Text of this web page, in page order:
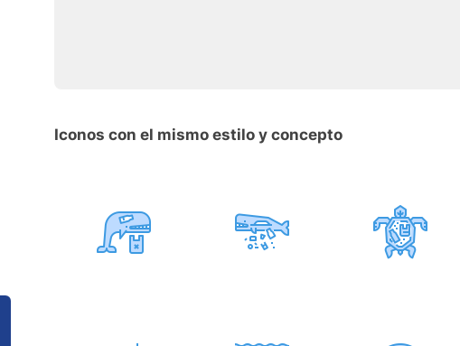
Iconos con el mismo estilo y concepto